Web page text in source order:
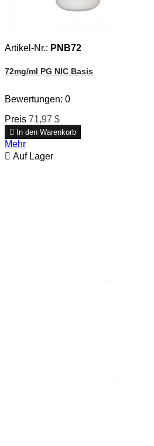
Artikel-Nr.: PNB72
72mg/ml PG NIC Basis
Bewertungen: 0
Preis 71,97 $
 In den Warenkorb
Mehr
 Auf Lager